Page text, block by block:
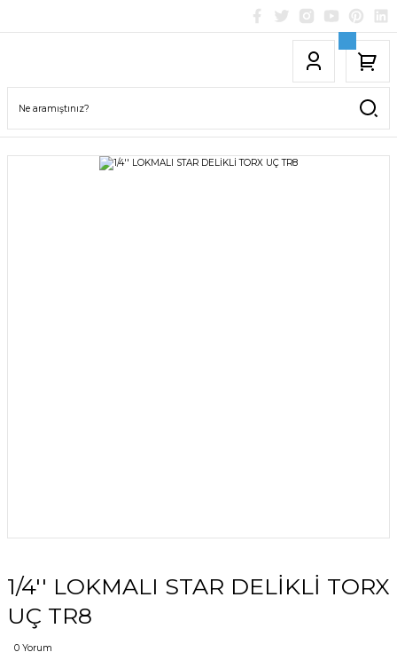
1/4'' LOKMALI STAR DELİKLİ TORX
UÇ TR8
0 Yorum